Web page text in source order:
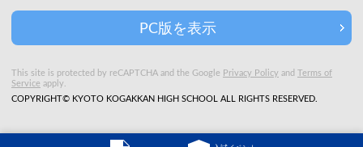
PC版を表示
This site is protected by reCAPTCHA and the Google Privacy Policy and
Terms of
Service apply.
COPYRIGHT© KYOTO KOGAKKAN HIGH SCHOOL ALL RIGHTS RESERVED.